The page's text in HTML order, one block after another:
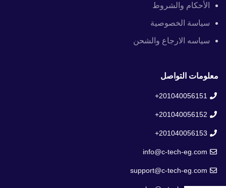
الأحكام والشروط
سياسة الخصوصية
سياسه الارجاع والشحن
معلومات التواصل
201040056151+
201040056152+
201040056153+
info@c-tech-eg.com
support@c-tech-eg.com